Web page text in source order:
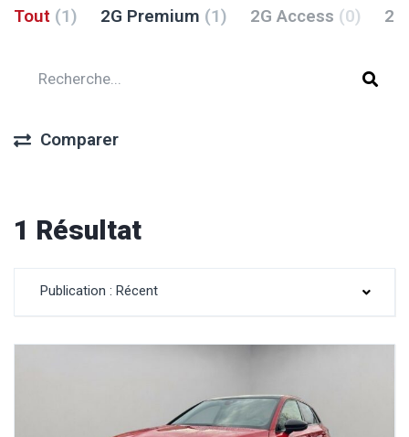
Tout (1) 2G Premium (1) 2G Access (0)
Comparer
1 Résultat
Publication : Récent